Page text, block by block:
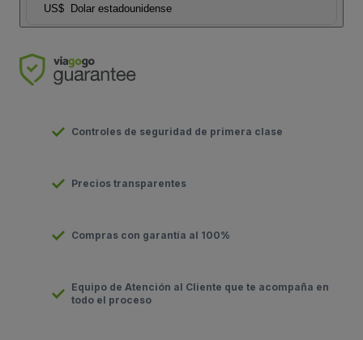
US$ Dolar estadounidense
Controles de seguridad de primera clase
Precios transparentes
Compras con garantía al 100%
Equipo de Atención al Cliente que te acompaña en
todo el proceso